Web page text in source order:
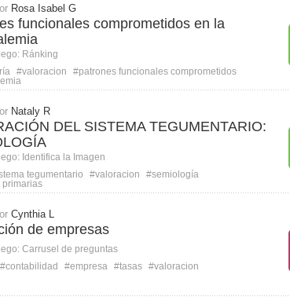
Rosa Isabel G
funcionales comprometidos en la
Ránking
#valoracion
#patrones funcionales comprometidos
Nataly R
DEL SISTEMA TEGUMENTARIO:
Identifica la Imagen
tegumentario #valoracion
#semiología
Cynthia L
de empresas
Carrusel de preguntas
#contabilidad #empresa #tasas #valoracion